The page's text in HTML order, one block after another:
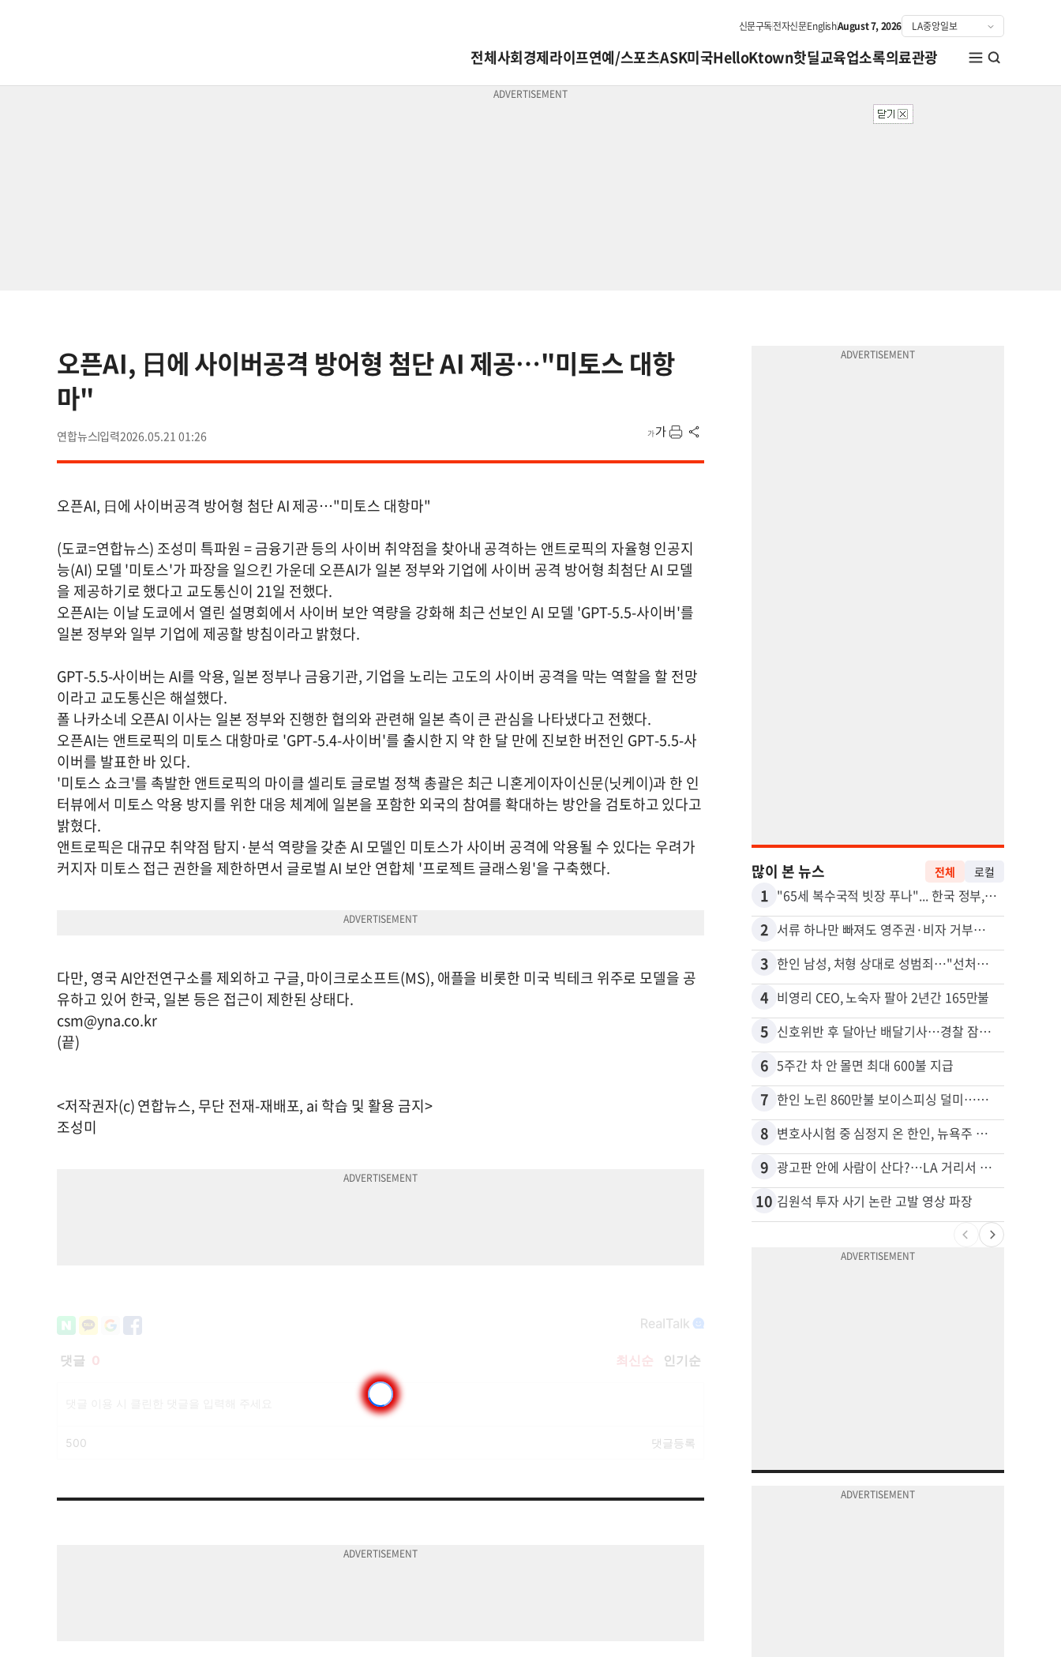
신문구독전자신문EnglishAugust 7, 2026
전체사회경제라이프연예/스포츠ASK미국HelloKtown핫딜교육업소록의료관광
오픈AI, 日에 사이버공격 방어형 첨단 AI 제공…"미토스 대항
마"
연합뉴스 2026.05.21 01:26
오픈AI, 日에 사이버공격 방어형 첨단 AI 제공…"미토스 대항마"
(도쿄=연합뉴스) 조성미 특파원 = 금융기관 등의 사이버 취약점을 찾아내 공격하는 앤트로픽의 자율형 인공지
능(AI) 모델 '미토스'가 파장을 일으킨 가운데 오픈AI가 일본 정부와 기업에 사이버 공격 방어형 최첨단 AI 모델
을 제공하기로 했다고 교도통신이 21일 전했다.
오픈AI는 이날 도쿄에서 열린 설명회에서 사이버 보안 역량을 강화해 최근 선보인 AI 모델 'GPT-5.5-사이버'를
일본 정부와 일부 기업에 제공할 방침이라고 밝혔다.
GPT-5.5-사이버는 AI를 악용, 일본 정부나 금융기관, 기업을 노리는 고도의 사이버 공격을 막는 역할을 할 전망
이라고 교도통신은 해설했다.
폴 나카소네 오픈AI 이사는 일본 정부와 진행한 협의와 관련해 일본 측이 큰 관심을 나타냈다고 전했다.
오픈AI는 앤트로픽의 미토스 대항마로 'GPT-5.4-사이버'를 출시한 지 약 한 달 만에 진보한 버전인 GPT-5.5-사
이버를 발표한 바 있다.
'미토스 쇼크'를 촉발한 앤트로픽의 마이클 셀리토 글로벌 정책 총괄은 최근 니혼게이자이신문(닛케이)과 한 인
터뷰에서 미토스 악용 방지를 위한 대응 체계에 일본을 포함한 외국의 참여를 확대하는 방안을 검토하고 있다고
밝혔다.
앤트로픽은 대규모 취약점 탐지·분석 역량을 갖춘 AI 모델인 미토스가 사이버 공격에 악용될 수 있다는 우려가
커지자 미토스 접근 권한을 제한하면서 글로벌 AI 보안 연합체 '프로젝트 글래스윙'을 구축했다.
다만, 영국 AI안전연구소를 제외하고 구글, 마이크로소프트(MS), 애플을 비롯한 미국 빅테크 위주로 모델을 공
유하고 있어 한국, 일본 등은 접근이 제한된 상태다.
csm@yna.co.kr
(끝)
<저작권자(c) 연합뉴스, 무단 전재-재배포, ai 학습 및 활용 금지>
조성미
많이 본 뉴스 전체 로컬
1 "65세 복수국적 빗장 푸나"... 한국 정부, 연령 완화 전면 추진
2 서류 하나만 빠져도 영주권·비자 거부…심사관 재량권 대폭 확대
3 한인 남성, 처형 상대로 성범죄…"선처해줬더니 배신자 취급"
4 비영리 CEO, 노숙자 팔아 2년간 165만불
5 신호위반 후 달아난 배달기사…경찰 잠복해 잡고보니 ‘반전’
6 5주간 차 안 몰면 최대 600불 지급
7 한인 노린 860만불 보이스피싱 덜미…영사관·한국 검찰 사칭
8 변호사시험 중 심정지 온 한인, 뉴욕주 제소
9 광고판 안에 사람이 산다?…LA 거리서 화제
10 김원석 투자 사기 논란 고발 영상 파장